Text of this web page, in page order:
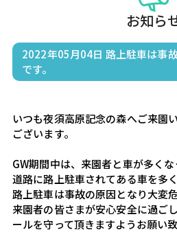
お知ら
2022年05月04日 路上駐車は事
です。
いつも夜須高原記念の森へご来園
ございます。
GW期間中は、来園者と車が多く
道路に路上駐車されてある車を多
路上駐車は事故の原因となり大変危
来園者の皆さまが安心安全に過ご
ールを守って頂きますようお願い致